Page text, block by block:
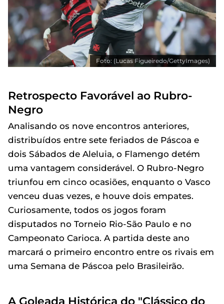
Foto: (Lucas Figueiredo/GettyImages)
Retrospecto Favorável ao Rubro-
Negro
Analisando os nove encontros anteriores,
distribuídos entre sete feriados de Páscoa e
dois Sábados de Aleluia, o Flamengo detém
uma vantagem considerável. O Rubro-Negro
triunfou em cinco ocasiões, enquanto o Vasco
venceu duas vezes, e houve dois empates.
Curiosamente, todos os jogos foram
disputados no Torneio Rio-São Paulo e no
Campeonato Carioca. A partida deste ano
marcará o primeiro encontro entre os rivais em
uma Semana de Páscoa pelo Brasileirão.
A Goleada Histórica do "Clássico do